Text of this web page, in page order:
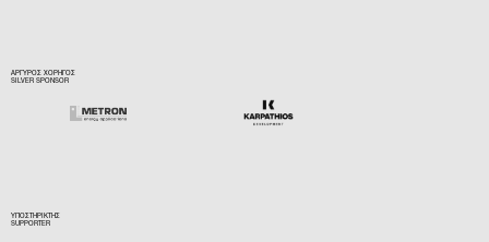
ΑΡΓΥΡΟΣ ΧΟΡΗΓΟΣ
SILVER SPONSOR
ΥΠΟΣΤΗΡΙΚΤΗΣ
SUPPORTER